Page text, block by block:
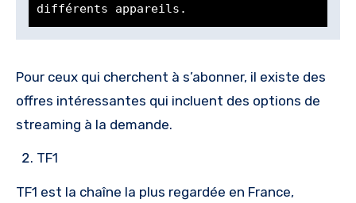
différents appareils.
Pour ceux qui cherchent à s’abonner, il existe des
offres intéressantes qui incluent des options de
streaming à la demande.
TF1
TF1 est la chaîne la plus regardée en France,